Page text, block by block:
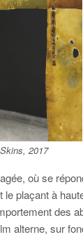
, 2017
où se
plaçant à
des
alterne, sur